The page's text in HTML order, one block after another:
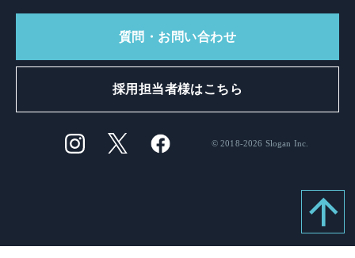
質問・お問い合わせ
採用担当者様はこちら
© 2018-2026 Slogan Inc.